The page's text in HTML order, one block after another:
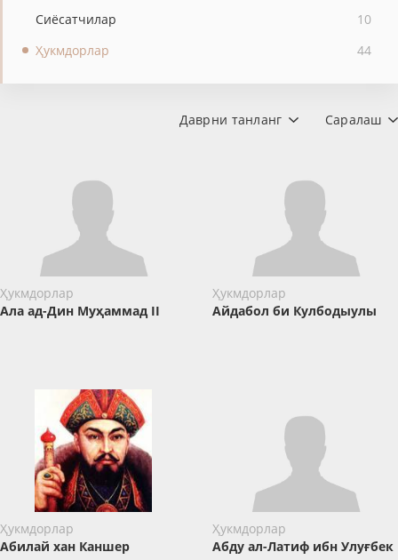
Сиёсатчилар
10
Ҳукмдорлар
44
Саралаш
Даврни танланг
Ҳукмдорлар
Ала ад-Дин Муҳаммад II
Ҳукмдорлар
Айдабол би Кулбодыулы
Ҳукмдорлар
Абилай хан Каншер
Ҳукмдорлар
Абду ал-Латиф ибн Улуғбек